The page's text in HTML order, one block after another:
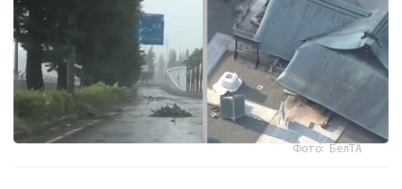
Фото: БелТА